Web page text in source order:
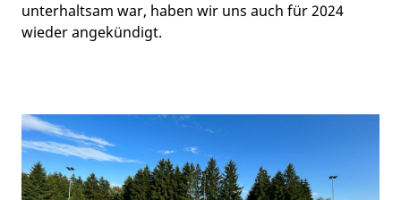
unterhaltsam war, haben wir uns auch für 2024
wieder angekündigt.